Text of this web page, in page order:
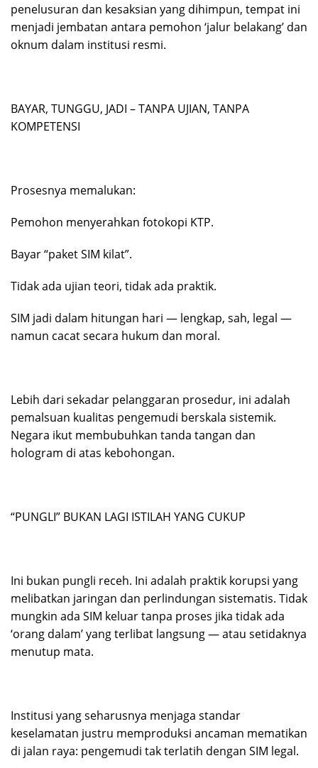
penelusuran dan kesaksian yang dihimpun, tempat ini
menjadi jembatan antara pemohon ‘jalur belakang’ dan
oknum dalam institusi resmi.
BAYAR, TUNGGU, JADI – TANPA UJIAN, TANPA
KOMPETENSI
Prosesnya memalukan:
Pemohon menyerahkan fotokopi KTP.
Bayar “paket SIM kilat”.
Tidak ada ujian teori, tidak ada praktik.
SIM jadi dalam hitungan hari — lengkap, sah, legal —
namun cacat secara hukum dan moral.
Lebih dari sekadar pelanggaran prosedur, ini adalah
pemalsuan kualitas pengemudi berskala sistemik.
Negara ikut membubuhkan tanda tangan dan
hologram di atas kebohongan.
“PUNGLI” BUKAN LAGI ISTILAH YANG CUKUP
Ini bukan pungli receh. Ini adalah praktik korupsi yang
melibatkan jaringan dan perlindungan sistematis. Tidak
mungkin ada SIM keluar tanpa proses jika tidak ada
‘orang dalam’ yang terlibat langsung — atau setidaknya
menutup mata.
Institusi yang seharusnya menjaga standar
keselamatan justru memproduksi ancaman mematikan
di jalan raya: pengemudi tak terlatih dengan SIM legal.